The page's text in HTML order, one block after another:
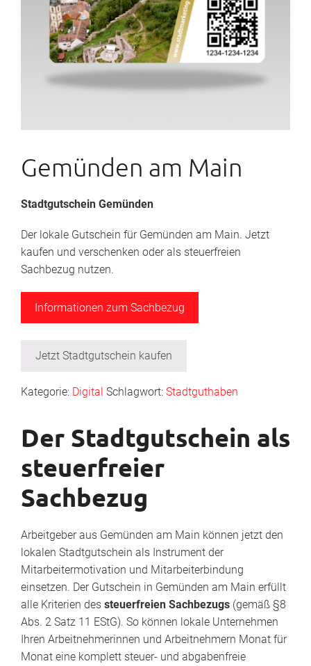
Gemünden am Main
Stadtgutschein Gemünden
Der lokale Gutschein für Gemünden am Main. Jetzt
kaufen und verschenken oder als steuerfreien
Sachbezug nutzen.
Informationen zum Sachbezug
Jetzt Stadtgutschein kaufen
Kategorie: Digital Schlagwort: Stadtguthaben
Der Stadtgutschein als
steuerfreier
Sachbezug
Arbeitgeber aus Gemünden am Main können jetzt den
lokalen Stadtgutschein als Instrument der
Mitarbeitermotivation und Mitarbeiterbindung
einsetzen. Der Gutschein in Gemünden am Main erfüllt
alle Kriterien des steuerfreien Sachbezugs (gemäß §8
Abs. 2 Satz 11 EStG). So können lokale Unternehmen
Ihren Arbeitnehmerinnen und Arbeitnehmern Monat für
Monat eine komplett steuer- und abgabenfreie